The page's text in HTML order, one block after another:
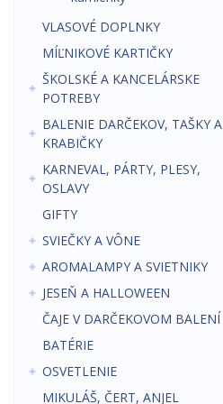
VLASOVÉ DOPLNKY
MÍĽNIKOVÉ KARTIČKY
ŠKOLSKÉ A KANCELÁRSKE
POTREBY
BALENIE DARČEKOV, TAŠKY A
KRABIČKY
KARNEVAL, PÁRTY, PLESY,
OSLAVY
GIFTY
SVIEČKY A VÔNE
AROMALAMPY A SVIETNIKY
JESEŇ A HALLOWEEN
ČAJE V DARČEKOVOM BALENÍ
BATÉRIE
OSVETLENIE
MIKULÁŠ, ČERT, ANJEL